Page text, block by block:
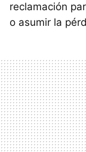
reclamación
o asumir la